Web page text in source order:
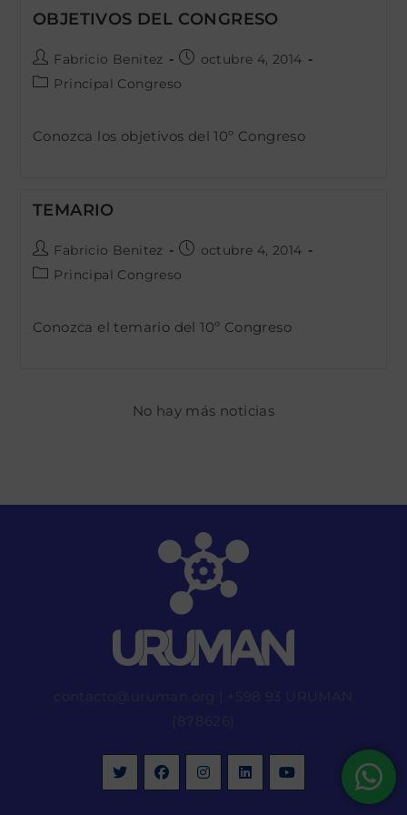
OBJETIVOS DEL CONGRESO
Autor
de
Fabricio Benitez
Publicación
octubre 4, 2014
Categoría
entrada:
Principal Congreso
Conozca los objetivos del 10º Congreso
TEMARIO
Autor
de
Fabricio Benitez
Publicación
octubre 4, 2014
Categoría
entrada:
Principal Congreso
Conozca el temario del 10º Congreso
No hay más noticias